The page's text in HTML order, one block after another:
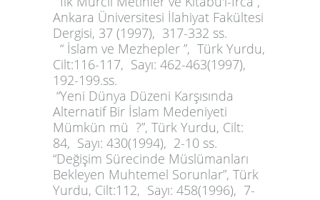
Ankara Üniversitesi İlahiyat Fakültesi
Dergisi, 37 (1997), 317-332 ss.
“ İslam ve Mezhepler ”, Türk Yurdu,
Cilt:116-117, Sayı: 462-463(1997),
192-199.ss.
“Yeni Dünya Düzeni Karşısında
Alternatif Bir İslam Medeniyeti
Mümkün mü ?”, Türk Yurdu, Cilt:
84, Sayı: 430(1994), 2-10 ss.
“Değişim Sürecinde Müslümanları
Bekleyen Muhtemel Sorunlar”, Türk
Yurdu, Cilt:112, Sayı: 458(1996), 7-